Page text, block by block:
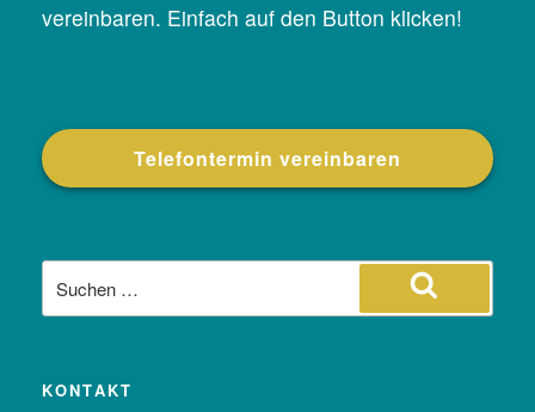
vereinbaren. Einfach auf den Button klicken!
Telefontermin vereinbaren
Suche
nach:
Suchen
KONTAKT